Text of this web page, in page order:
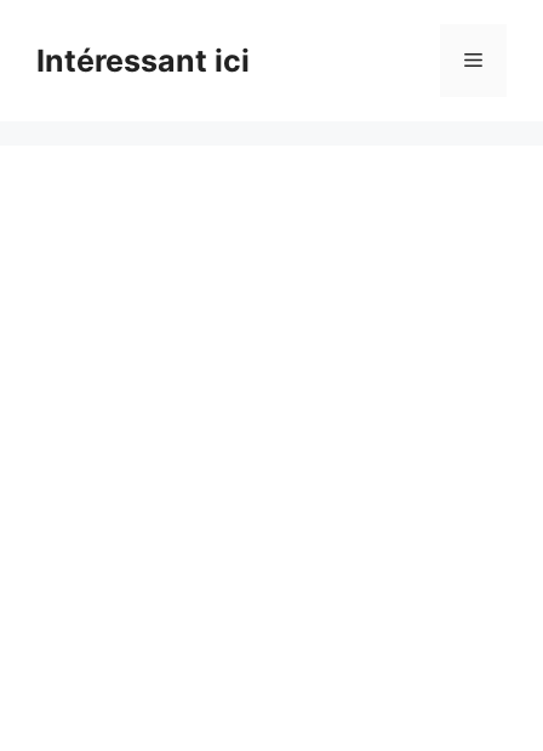
contentIntéressant ici Menu